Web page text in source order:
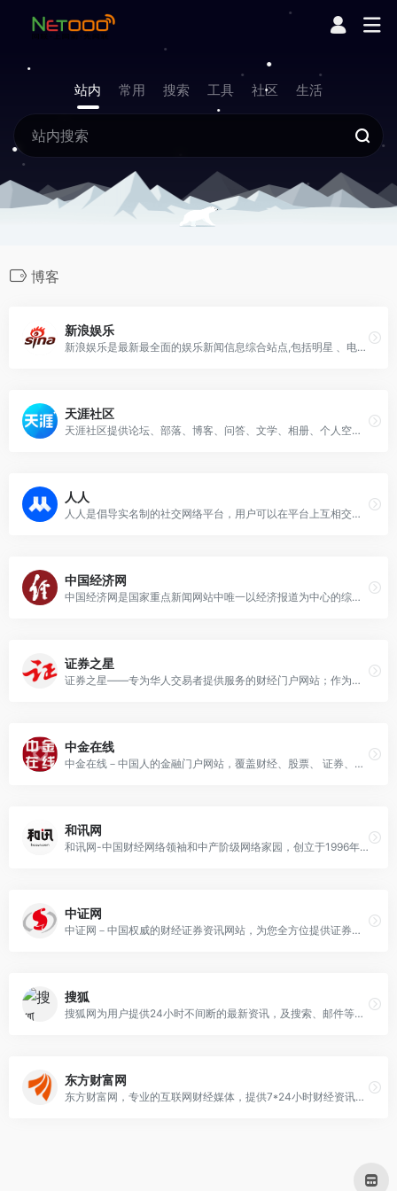
站内 常用 搜索 工具 社区 生活
博客
新浪娱乐
新浪娱乐是最新最全面的娱乐新闻信息综合站点,包括明星 、电影、最新影讯/影评、电影院在线购票订座、电视剧、音乐、戏剧、演出等娱乐信息。
天涯社区
天涯社区提供论坛、部落、博客、问答、文学、相册、个人空间等服务。拥有天涯杂谈、娱乐八卦、情感天地等人气栏目，以及关天茶舍、煮酒论史等高端人文论坛。这里诞生了很多的热门网络事件与草根明星……
人人
人人是倡导实名制的社交网络平台，用户可以在平台上互相交流、分享信息和用户自创的内容，是一个和谐共处的网络社区。以内容为火车头，工具价值为载体，立足校园的实名制社交平台。
中国经济网
中国经济网是国家重点新闻网站中唯一以经济报道为中心的综合新闻网站，每日采写大量经济新闻，同时整合国内主要媒体经济新闻及信息，为政府部门、企业决策提供权威的参考依据；为所有关注经济生活的网络读者提供丰富及时的经济新闻。
证券之星
证券之星——专为华人交易者提供服务的财经门户网站；作为资深交易者门户，证券之星是全球华人交易者获取全方位海量金融资讯信息、交流投资经验的平台。
中金在线
中金在线－中国人的金融门户网站，覆盖财经、股票、 证券、金融、港股、行情、基金、债券、期货、外汇、保险、银行、博客、股票分析软件等多种面向个人和企业的服务。
和讯网
和讯网-中国财经网络领袖和中产阶级网络家园，创立于1996年，为您全方位提供财经资讯及全球金融市场行情，覆盖股票、基金、期货、股指期货、外汇、债券、保险、银行、黄金、理财、股吧、博客等财经综合信息
中证网
中证网－中国权威的财经证券资讯网站，为您全方位提供证券财经资讯及全球金融市场行情，覆盖证券、股票、基金、期货、产权、保险、银行、博客、股吧等财经综合信息；
搜狐
搜狐网为用户提供24小时不间断的最新资讯，及搜索、邮件等网络服务。内容包括全球热点事件、突发新闻、时事评论、热播影视剧、体育赛事、行业动态、生活服务信息，以及论坛、博客、微博、我的搜狐等互动空间。
东方财富网
东方财富网，专业的互联网财经媒体，提供7*24小时财经资讯及全球金融市场报价，汇聚全方位的综合财经资讯和金融市场资讯，覆盖股票、财经、证券、金融、美股、港股、行情、基金、债券、期货、外汇、科创板、保险、信托、黄金、理财、商业、银行、博客、股吧、财迷、论坛等财经综合信息